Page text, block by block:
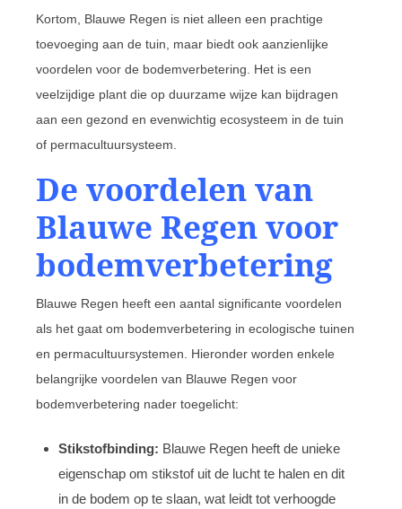
Kortom, Blauwe Regen is niet alleen een prachtige
toevoeging aan de tuin, maar biedt ook aanzienlijke
voordelen voor de bodemverbetering. Het is een
veelzijdige plant die op duurzame wijze kan bijdragen
aan een gezond en evenwichtig ecosysteem in de tuin
of permacultuursysteem.
De voordelen van
Blauwe Regen voor
bodemverbetering
Blauwe Regen heeft een aantal significante voordelen
als het gaat om bodemverbetering in ecologische tuinen
en permacultuursystemen. Hieronder worden enkele
belangrijke voordelen van Blauwe Regen voor
bodemverbetering nader toegelicht:
Stikstofbinding: Blauwe Regen heeft de unieke
eigenschap om stikstof uit de lucht te halen en dit
in de bodem op te slaan, wat leidt tot verhoogde